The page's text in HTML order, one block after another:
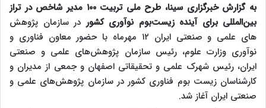
به گزارش خبرگزاری سینا، طرح ملی تربیت ۱۰۰ مدیر شاخص در تراز
بین‌المللی برای آینده زیست‌بوم نوآوری کشوردر سازمان پژوهش
های علمی و صنعتی ایران ۱۲ مهرماه با حضور معاون فناوری و
نوآوری وزارت علوم، رئیس سازمان پژوهش‌های علمی و صنعتی
ایران، رئیس شهرک علمی و تحقیقاتی اصفهان و جمعی از مدیران و
کارشناسان زیست بوم فناوری کشور در سازمان پژوهش‌های علمی و
صنعتی ایران آغاز شد.